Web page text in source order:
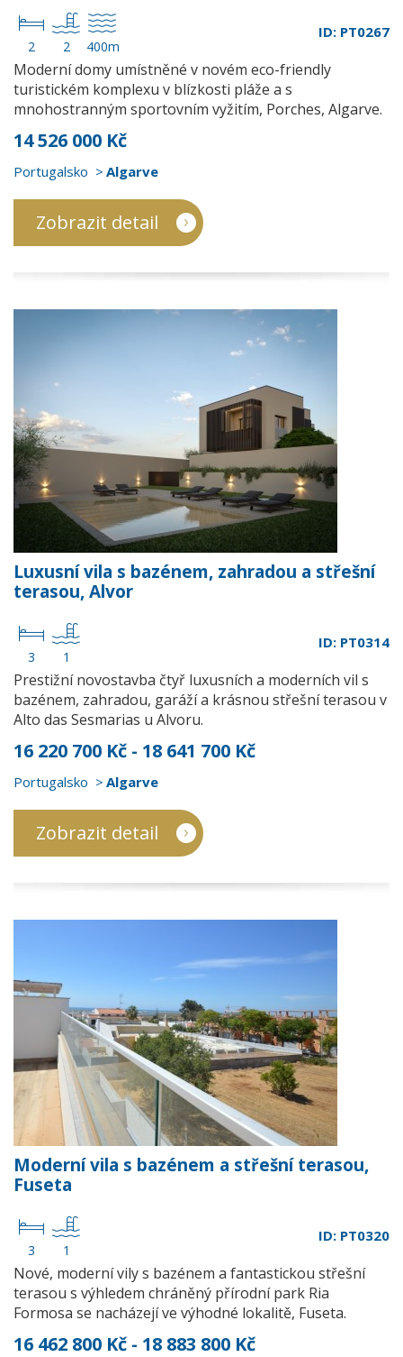
2 2 400m
ID: PT0267
Moderní domy umístněné v novém eco-friendly
turistickém komplexu v blízkosti pláže a s
mnohostranným sportovním vyžitím, Porches, Algarve.
14 526 000 Kč
Portugalsko Algarve
Zobrazit detail
Luxusní vila s bazénem, zahradou a střešní
terasou, Alvor
3 1
ID: PT0314
Prestižní novostavba čtyř luxusních a moderních vil s
bazénem, zahradou, garáží a krásnou střešní terasou v
Alto das Sesmarias u Alvoru.
16 220 700 Kč - 18 641 700 Kč
Portugalsko Algarve
Zobrazit detail
Moderní vila s bazénem a střešní terasou,
Fuseta
3 1
ID: PT0320
Nové, moderní vily s bazénem a fantastickou střešní
terasou s výhledem chráněný přírodní park Ria
Formosa se nacházejí ve výhodné lokalitě, Fuseta.
16 462 800 Kč - 18 883 800 Kč